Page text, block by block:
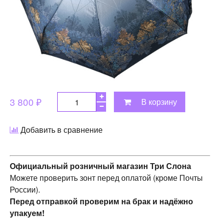
3 800 ₽ В корзину
Добавить в сравнение
Официальный розничный магазин Три Слона
Можете проверить зонт перед оплатой (кроме Почты
России).
Перед отправкой проверим на брак и надёжно
упакуем!